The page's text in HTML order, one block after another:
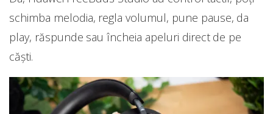
schimba melodia, regla volumul, pune pause, da
play, răspunde sau încheia apeluri direct de pe
căști.